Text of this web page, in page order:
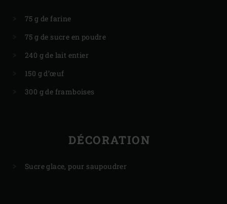
75 g de farine
75 g de sucre en poudre
240 g de lait entier
150 g d’œuf
300 g de framboises
DÉCORATION
Sucre glace, pour saupoudrer